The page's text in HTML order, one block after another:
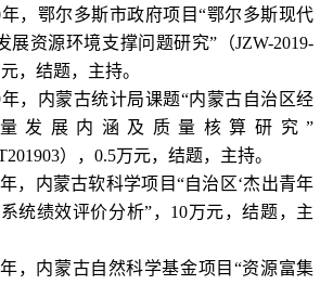
年，鄂尔多斯市政府项目“鄂尔多斯现代
展资源环境支撑问题研究”（JZW-2019-
，结题，主持。
年，内蒙古统计局课题“内蒙古自治区经
发展内涵及质量核算研究”
）， 0.5万元，结题，主持。
年，内蒙古软科学项目“自治区‘杰出青年
统绩效评价分析”， 10万元，结题，主
年，内蒙古自然科学基金项目“资源富集